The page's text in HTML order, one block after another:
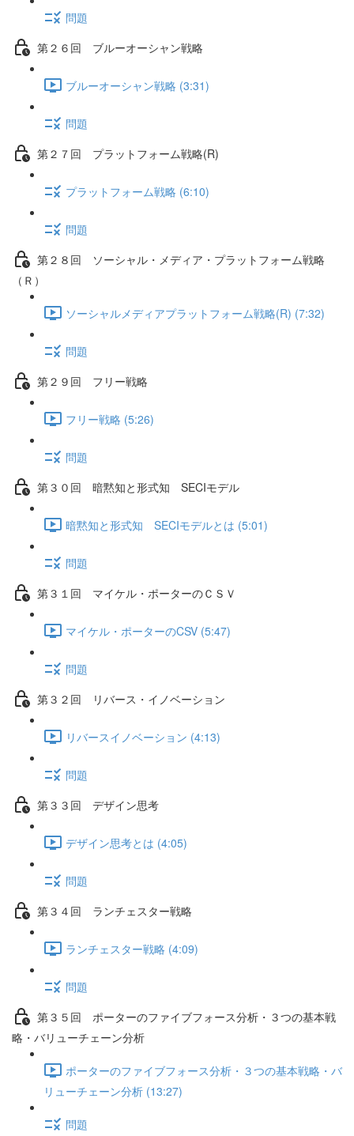
問題
第２６回 ブルーオーシャン戦略
ブルーオーシャン戦略 (3:31)
問題
第２７回 プラットフォーム戦略(R)
プラットフォーム戦略 (6:10)
問題
第２８回 ソーシャル・メディア・プラットフォーム戦略
（Ｒ）
ソーシャルメディアプラットフォーム戦略(R) (7:32)
問題
第２９回 フリー戦略
フリー戦略 (5:26)
問題
第３０回 暗黙知と形式知 SECIモデル
暗黙知と形式知 SECIモデルとは (5:01)
問題
第３１回 マイケル・ポーターのＣＳＶ
マイケル・ポーターのCSV (5:47)
問題
第３２回 リバース・イノベーション
リバースイノベーション (4:13)
問題
第３３回 デザイン思考
デザイン思考とは (4:05)
問題
第３４回 ランチェスター戦略
ランチェスター戦略 (4:09)
問題
第３５回 ポーターのファイブフォース分析・３つの基本戦
略・バリューチェーン分析
ポーターのファイブフォース分析・３つの基本戦略・バ
リューチェーン分析 (13:27)
問題